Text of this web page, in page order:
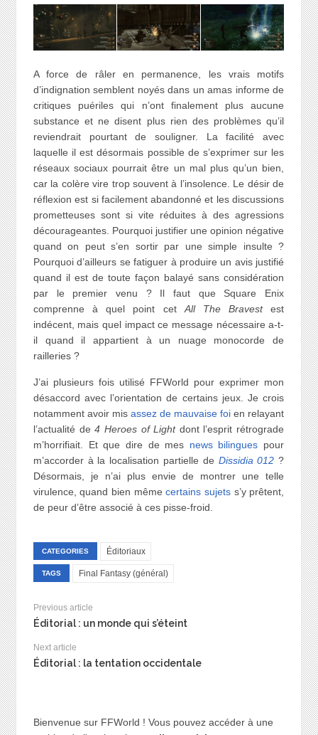
A force de râler en permanence, les vrais motifs
d’indignation semblent noyés dans un amas informe de
critiques puériles qui n’ont finalement plus aucune
substance et ne disent plus rien des problèmes qu’il
reviendrait pourtant de souligner. La facilité avec
laquelle il est désormais possible de s’exprimer sur les
réseaux sociaux pourrait être un mal plus qu’un bien,
car la colère vire trop souvent à l’insolence. Le désir de
réflexion est si facilement abandonné et les discussions
prometteuses sont si vite réduites à des agressions
décourageantes. Pourquoi justifier une opinion négative
quand on peut s’en sortir par une simple insulte ?
Pourquoi d’ailleurs se fatiguer à produire un avis justifié
quand il est de toute façon balayé sans considération
par le premier venu ? Il faut que Square Enix
comprenne à quel point cet All The Bravestest
indécent, mais quel impact ce message nécessaire a-t-
il quand il appartient à un nuage monocorde de
railleries ?
J’ai plusieurs fois utilisé FFWorld pour exprimer mon
désaccord avec l’orientation de certains jeux. Je crois
notamment avoir mis assez de mauvaise foi en relayant
l’actualité de4 Heroes of Lightdont l’esprit rétrograde
m’horrifiait. Et que dire de mes news bilingues pour
m’accorder à la localisation partielle de Dissidia 012 ?
Désormais, je n’ai plus envie de montrer une telle
virulence, quand bien mêmecertains sujetss’y prêtent,
de peur d’être associé à ces pisse-froid.
CATEGORIES Éditoriaux
TAGS Final Fantasy (général)
Previous article
Éditorial : un monde qui s’éteint
Next article
Éditorial : la tentation occidentale
Bienvenue sur FFWorld ! Vous pouvez accéder à une